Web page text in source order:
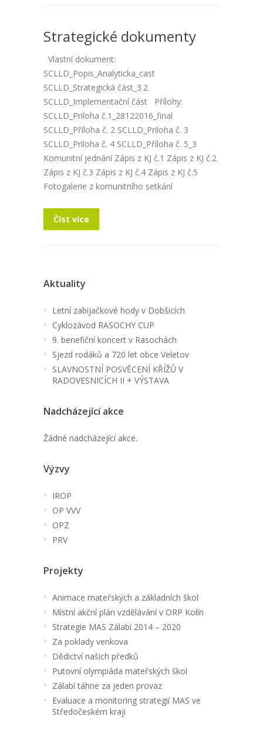
Strategické dokumenty
Vlastní dokument:
SCLLD_Popis_Analyticka_cast
SCLLD_Strategická část_3.2
SCLLD_Implementační část Přílohy:
SCLLD_Priloha č.1_28122016_final
SCLLD_Příloha č. 2 SCLLD_Priloha č. 3
SCLLD_Priloha č. 4 SCLLD_Příloha č. 5_3
Komunitní jednání Zápis z KJ č.1 Zápis z KJ č.2
Zápis z KJ č.3 Zápis z KJ č.4 Zápis z KJ č.5
Fotogalerie z komunitního setkání
Číst více
Aktuality
Letní zabijačkové hody v Dobšicích
Cyklozávod RASOCHY CUP
9. benefiční koncert v Rasochách
Sjezd rodáků a 720 let obce Veletov
SLAVNOSTNÍ POSVĚCENÍ KŘÍŽŮ V
RADOVESNICÍCH II + VÝSTAVA
Nadcházející akce
Žádné nadcházející akce.
Výzvy
IROP
OP VVV
OPZ
PRV
Projekty
Animace mateřských a základních škol
Místní akční plán vzdělávání v ORP Kolín
Strategie MAS Zálabí 2014 – 2020
Za poklady venkova
Dědictví našich předků
Putovní olympiáda mateřských škol
Zálabí táhne za jeden provaz
Evaluace a monitoring strategií MAS ve
Středočeském kraji